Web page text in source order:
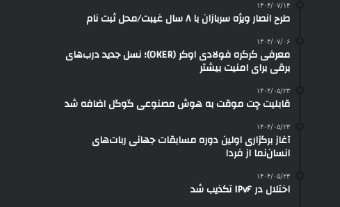
۱۴۰۴/۰۷/۱۴
طرح انصار ویژه سربازان با ۸ سال غیبت/محل ثبت نام
۱۴۰۴/۰۷/۰۶
معرفی کرکره فولادی اوکر (OKER)؛ نسل جدید درب‌های
برقی برای امنیت بیشتر
۱۴۰۴/۰۵/۲۳
قابلیت چت موقت به هوش مصنوعی گوگل اضافه شد
۱۴۰۴/۰۵/۲۳
آغاز برگزاری اولین دوره مسابقات جهانی ربات‌های
انسان‌نما از فردا
۱۴۰۴/۰۵/۲۳
اختلال در IPv۶ تکذیب شد